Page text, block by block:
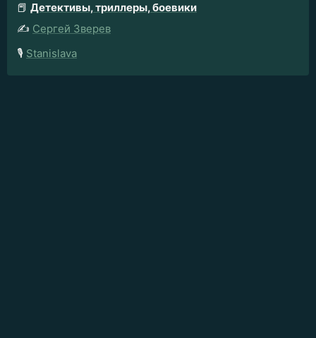
📕 Детективы, триллеры, боевики
✍️ Сергей Зверев
🎙️ Stanislava